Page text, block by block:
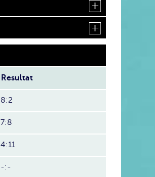
Resultat
8:2
7:8
4:11
-:-